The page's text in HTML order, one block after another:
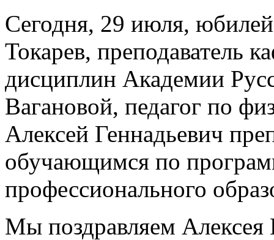
Сегодня, 29 июля,
Токарев, преподаватель
дисциплин Академии
Вагановой, педагог по
Алексей Геннадьевич
обучающимся по
профессионального
Мы поздравляем Алексея